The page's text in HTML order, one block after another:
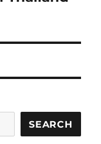
SEARCH